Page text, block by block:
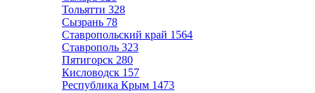
Тольятти 328
Сызрань 78
Ставропольский край 1564
Ставрополь 323
Пятигорск 280
Кисловодск 157
Республика Крым 1473